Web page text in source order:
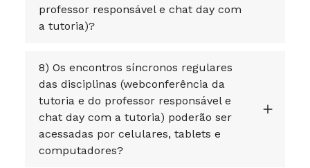
professor responsável e chat day com
a tutoria)?
8) Os encontros síncronos regulares
das disciplinas (webconferência da
tutoria e do professor responsável e
chat day com a tutoria) poderão ser
acessadas por celulares, tablets e
computadores?